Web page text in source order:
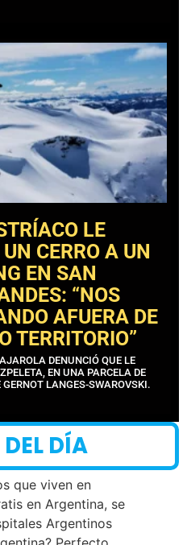
LE
CERRO A UN
EN SAN
“NOS
AFUERA DE
TERRITORIO”
DENUNCIÓ QUE LE
EN UNA PARCELA DE
LANGES-SWAROVSKI.
DÍA
que viven en
en Argentina, se
Argentinos